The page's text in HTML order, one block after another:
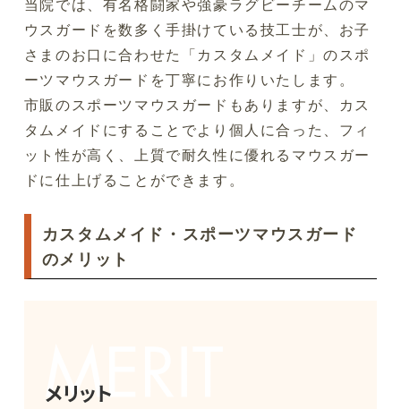
当院では、有名格闘家や強豪ラグビーチームのマ
ウスガードを数多く手掛けている技工士が、お子
さまのお口に合わせた「カスタムメイド」のスポ
ーツマウスガードを丁寧にお作りいたします。
市販のスポーツマウスガードもありますが、カス
タムメイドにすることでより個人に合った、フィ
ット性が高く、上質で耐久性に優れるマウスガー
ドに仕上げることができます。
カスタムメイド・スポーツマウスガード
のメリット